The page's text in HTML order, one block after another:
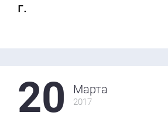
г.
20 Марта
2017